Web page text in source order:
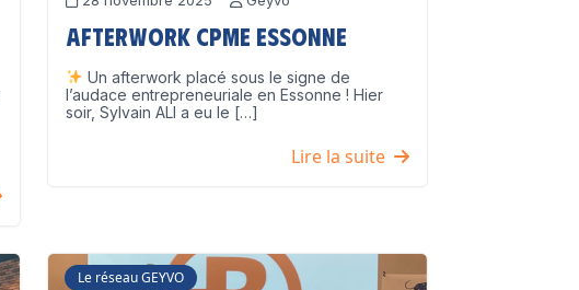
Afterwork CPME Essonne
Un afterwork placé sous le signe de
l’audace entrepreneuriale en Essonne ! Hier
soir, Sylvain ALI a eu le […]
Lire la suite
Le réseau GEYVO